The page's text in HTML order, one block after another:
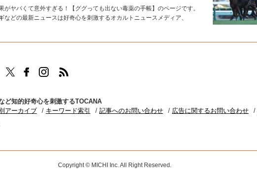
ヤバくて意外すぎる！【ググっても出ない毒薬の手帳】のページです。
などの最新ニュースは好奇心を刺激するオカルトニュースメディア、
TOCANAのFacebookはこちら
TOCANAのinstagramはこちら
ど知的好奇心を刺激するTOCANA
アーカイブ キーワード索引 記事へのお問い合わせ 広告に関するお問い合わせ
Copyright © MICHI Inc. All Right Reserved.